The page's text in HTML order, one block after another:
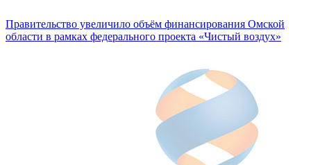
Правительство увеличило объём финансирования Омской
области в рамках федерального проекта «Чистый воздух»